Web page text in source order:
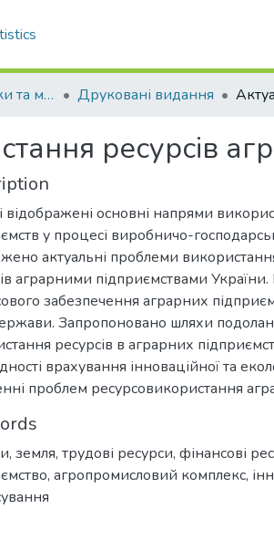
Кафедра економіки та міжнародних економічних відносин Друковані видання
ресурсів
відображені основні напрями
у процесі виробничо-
актуальні проблеми
аграрними підприємствами
забезпечення аграрних
Запропоновано шляхи
ресурсів в аграрних
врахування інноваційної та
проблем ресурсовикористання
, земля, трудові ресурси, фінансові
, агропромисловий комплекс,